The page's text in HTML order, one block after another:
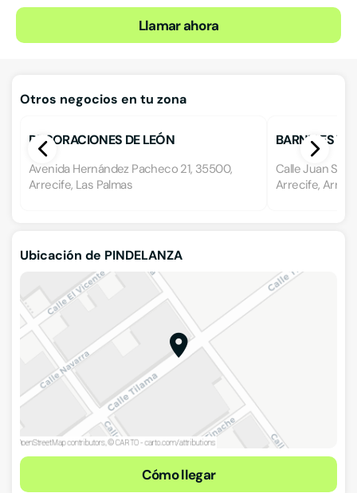
Llamar ahora
Otros negocios en tu zona
DECORACIONES DE LEÓN
Avenida Hernández Pacheco 21, 35500,
Arrecife, Las Palmas
BARNICES Y
Calle Juan
Arrecife,
Ubicación de PINDELANZA
Cómo llegar